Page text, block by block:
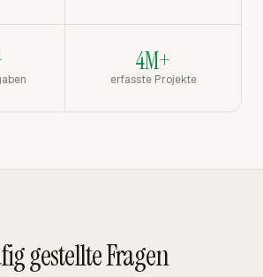
4M+
erfasste Projekte
gestellte Fragen